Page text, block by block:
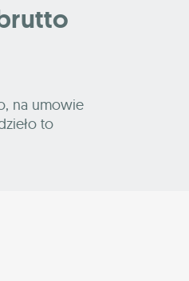
na umowie
to